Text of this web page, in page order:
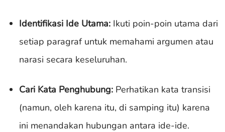
Identifikasi Ide Utama: Ikuti poin-poin utama dari
setiap paragraf untuk memahami argumen atau
narasi secara keseluruhan.
Cari Kata Penghubung: Perhatikan kata transisi
(namun, oleh karena itu, di samping itu) karena
ini menandakan hubungan antara ide-ide.